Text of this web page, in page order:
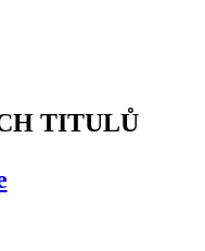
TITULŮ